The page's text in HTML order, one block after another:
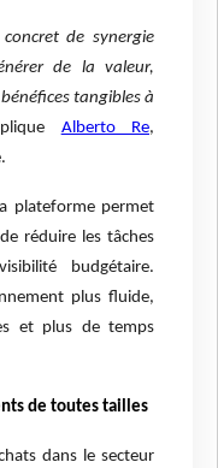
de synergie
de la valeur,
tangibles à
Alberto Re,
plateforme permet
réduire les tâches
budgétaire.
plus fluide,
et plus de temps
de toutes tailles
dans le secteur